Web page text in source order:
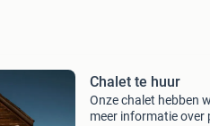
Chalet te huur
Onze chalet hebben
meer informatie over